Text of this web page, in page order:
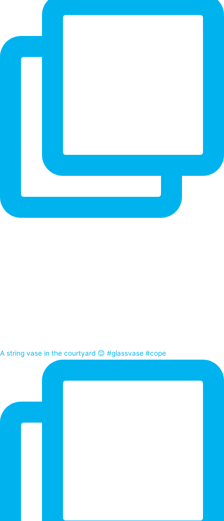
A string vase in the courtyard 😊 #glassvase #cope